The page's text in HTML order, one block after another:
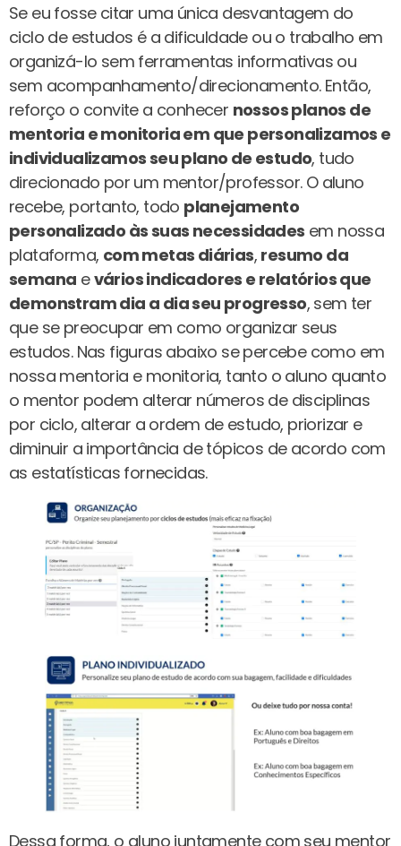
Se eu fosse citar uma única desvantagem do
ciclo de estudos é a dificuldade ou o trabalho em
organizá-lo sem ferramentas informativas ou
sem acompanhamento/direcionamento. Então,
reforço o convite a conhecer nossos planos de
mentoria e monitoria em que personalizamos e
individualizamos seu plano de estudo, tudo
direcionado por um mentor/professor. O aluno
recebe, portanto, todo planejamento
personalizado às suas necessidades em nossa
plataforma, com metas diárias, resumo da
semana evários indicadores e relatórios que
demonstram dia a dia seu progresso, sem ter
que se preocupar em como organizar seus
estudos. Nas figuras abaixo se percebe como em
nossa mentoria e monitoria, tanto o aluno quanto
o mentor podem alterar números de disciplinas
por ciclo, alterar a ordem de estudo, priorizar e
diminuir a importância de tópicos de acordo com
as estatísticas fornecidas.
Dessa forma, o aluno juntamente com seu mentor